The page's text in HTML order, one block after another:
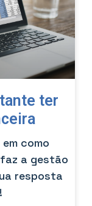
ter
como
a gestão
resposta